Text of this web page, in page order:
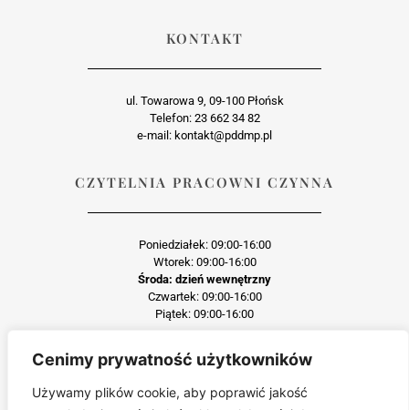
Cenimy prywatność użytkowników
Używamy plików cookie, aby poprawić jakość
KONTAKT
ul. Towarowa 9, 09-100 Płońsk
Telefon: 23 662 34 82
e-mail: kontakt@pddmp.pl
CZYTELNIA PRACOWNI CZYNNA
Poniedziałek: 09:00-16:00
Wtorek: 09:00-16:00
Środa: dzień wewnętrzny
Czwartek: 09:00-16:00
Piątek: 09:00-16:00
Każda reprodukcja lub adaptacja całości bądź części materiału, niezależnie od
Jakiekolwiek kopiowanie, reprodukcja lub publikacja prezentowanego materiału